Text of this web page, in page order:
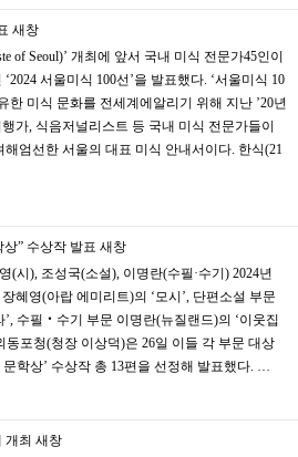
새창
of Seoul)’ 개최에 앞서 국내 미식 전문가45인이
서울미식 100선’을 발표했다. ‘서울미식 10
한 미식 문화를 전세계에알리기 위해 지난 ’20년
가, 식음저널리스트 등 국내 미식 전문가들이
엄선한 서울의 대표 미식 안내서이다. 한식(21
” 수상작 발표 새창
(시), 조성국(소설), 이명란(수필·수기) 2024년
혜영(아랍 에미리트)의 ‘모시’, 단편소설 부문
’, 수필‧수기 부문 이명란(뉴질랜드)의 ‘이웃집
동포청(청장 이상덕)은 26일 이들 각 부문 대상
학상’ 수상작 총 13편을 선정해 발표했다. …
개최 새창